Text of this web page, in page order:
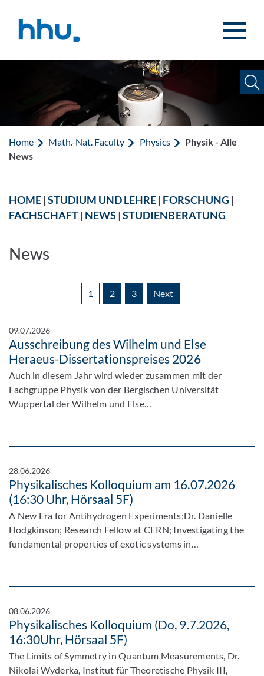
Home Math.-Nat. Faculty Physics
Physik - Alle
News
HOME|STUDIUM UND LEHRE| FORSCHUNG |
FACHSCHAFT| NEWS |STUDIENBERATUNG
News
1 2 3 Next
09.07.2026
Ausschreibung des Wilhelm und Else
Heraeus-Dissertationspreises 2026
Auch in diesem Jahr wird wieder zusammen mit der
Fachgruppe Physik von der Bergischen Universität
Wuppertal der Wilhelm und Else…
28.06.2026
Physikalisches Kolloquium am 16.07.2026
(16:30 Uhr, Hörsaal 5F)
A New Era for Antihydrogen Experiments;Dr. Danielle
Hodgkinson; Research Fellow at CERN; Investigating the
fundamental properties of exotic systems in…
08.06.2026
Physikalisches Kolloquium (Do, 9.7.2026,
16:30Uhr, Hörsaal 5F)
The Limits of Symmetry in Quantum Measurements, Dr.
Nikolai Wyderka, Institut für Theoretische Physik III,